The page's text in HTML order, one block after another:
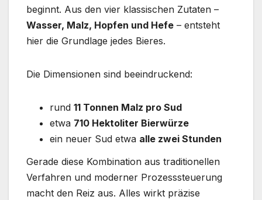
beginnt. Aus den vier klassischen Zutaten –
Wasser, Malz, Hopfen und Hefe – entsteht
hier die Grundlage jedes Bieres.
Die Dimensionen sind beeindruckend:
rund 11 Tonnen Malz pro Sud
etwa 710 Hektoliter Bierwürze
ein neuer Sud etwa alle zwei Stunden
Gerade diese Kombination aus traditionellen
Verfahren und moderner Prozesssteuerung
macht den Reiz aus. Alles wirkt präzise